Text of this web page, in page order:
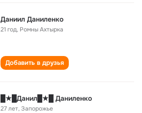
Даниил Даниленко
21 год, Ромны Ахтырка
Добавить в друзья
█★█Данил█★█ Даниленко
27 лет,Запорожье